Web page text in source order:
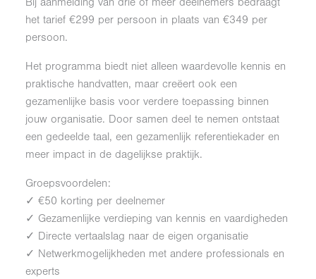
het tarief €299 per persoon in plaats van €349 per
persoon.
Het programma biedt niet alleen waardevolle kennis en
praktische handvatten, maar creëert ook een
gezamenlijke basis voor verdere toepassing binnen
jouw organisatie. Door samen deel te nemen ontstaat
een gedeelde taal, een gezamenlijk referentiekader en
meer impact in de dagelijkse praktijk.
Groepsvoordelen:
✓ €50 korting per deelnemer
✓ Gezamenlijke verdieping van kennis en vaardigheden
✓ Directe vertaalslag naar de eigen organisatie
✓ Netwerkmogelijkheden met andere professionals en
experts